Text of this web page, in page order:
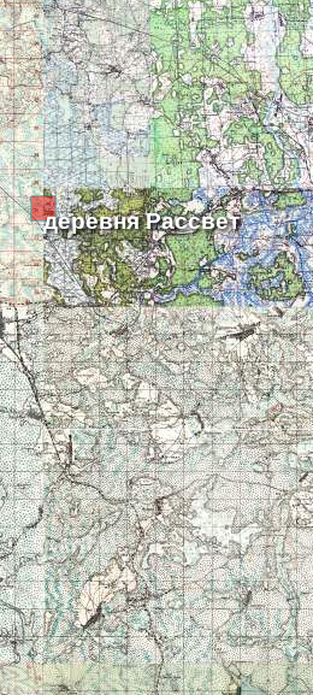
деревня Рассвет